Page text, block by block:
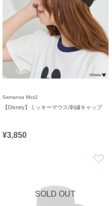
Samansa Mos2
【Disney】ミッキーマウス/刺繍キャップ
¥3,850
SOLD OUT